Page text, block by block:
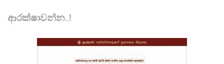
ආරක්ෂාවන්න..!